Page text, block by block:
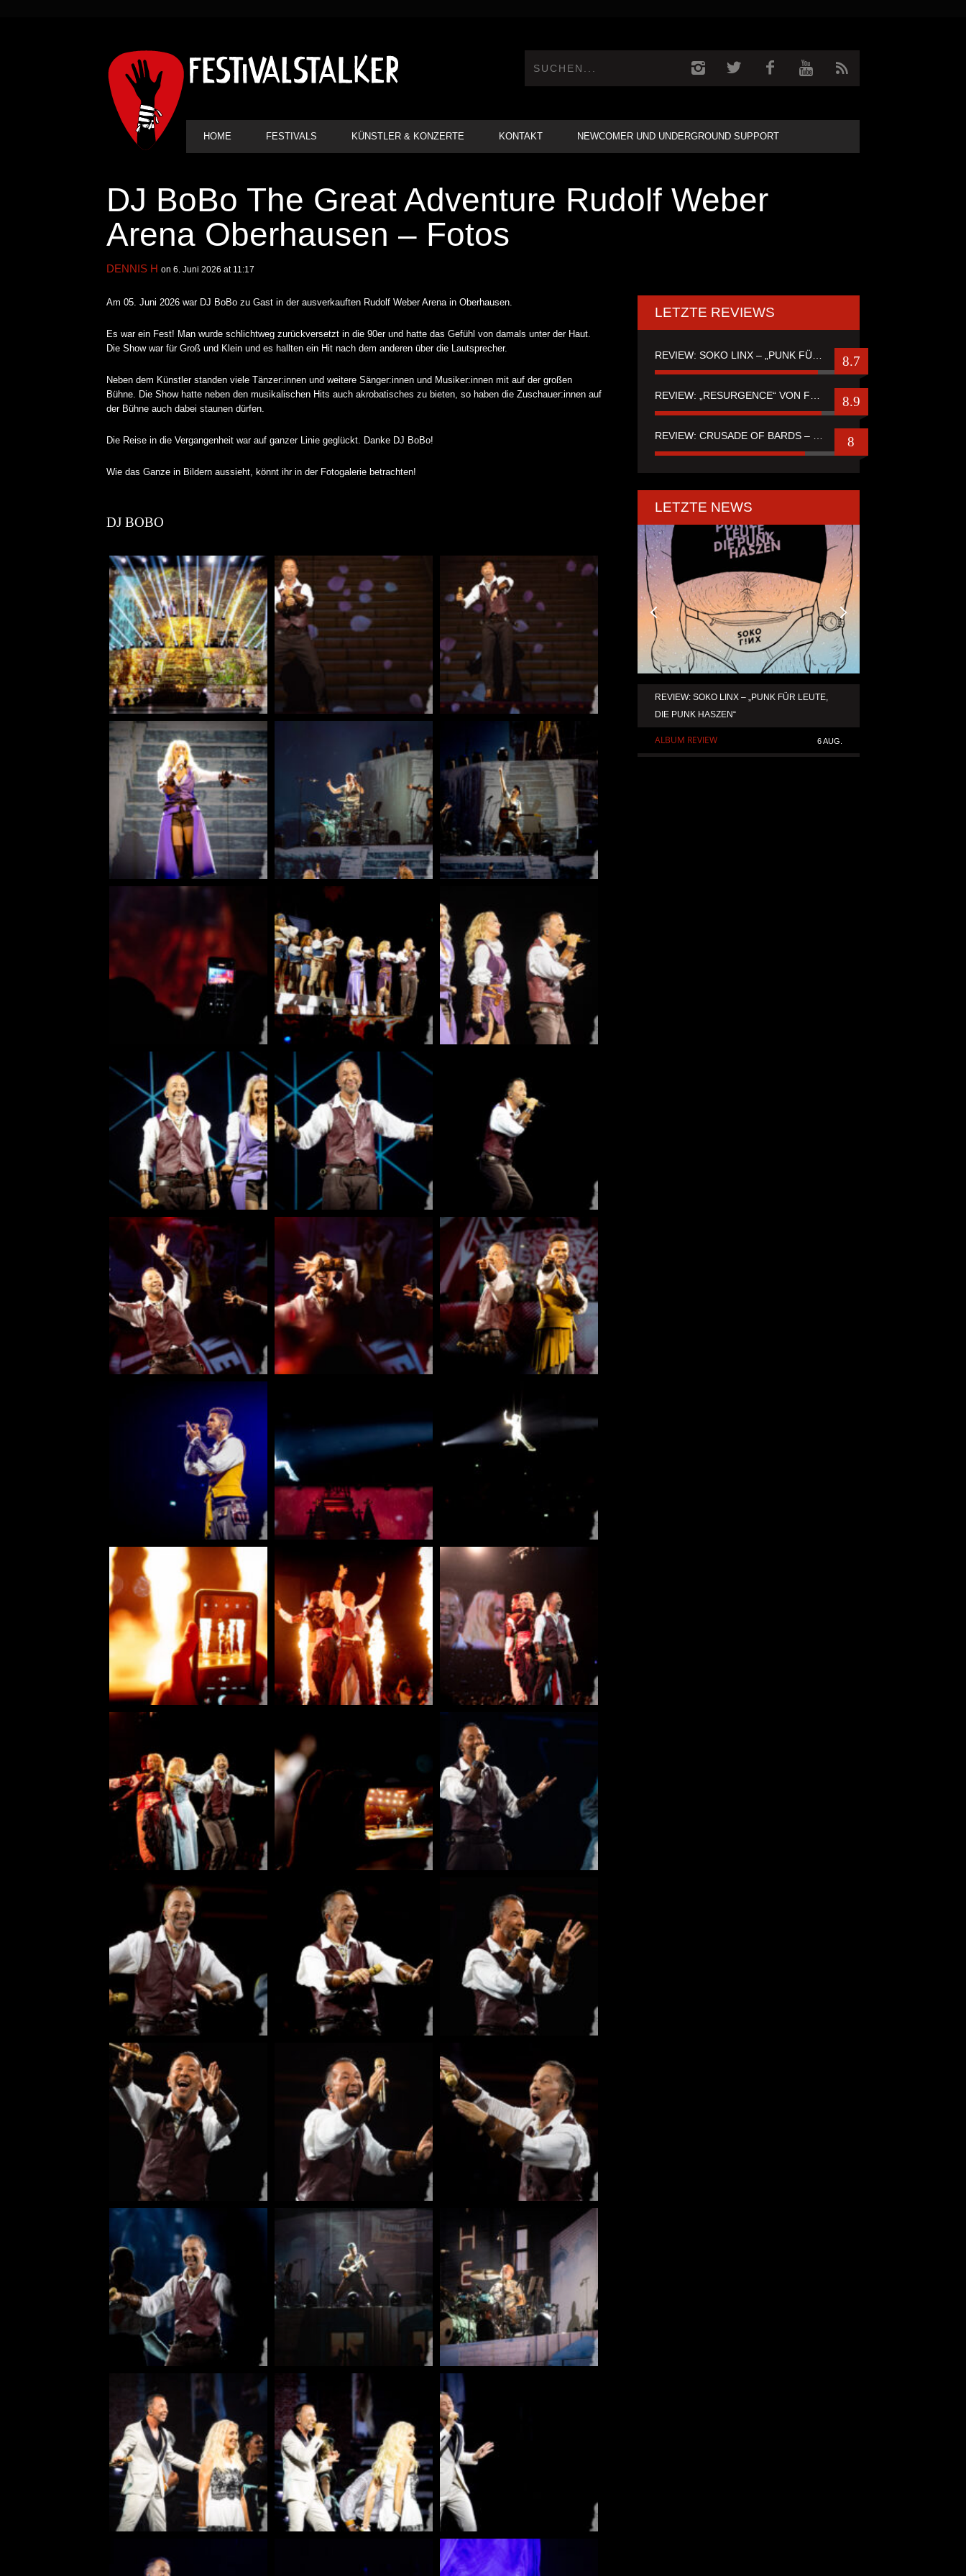
HAUPT-
NAVIGATION
HOME FESTIVALS KÜNSTLER & KONZERTE KONTAKT NEWCOMER UND UNDERGROUND SUPPORT
DJ BoBo The Great Adventure Rudolf Weber
Arena Oberhausen – Fotos
DENNIS H on 6. Juni 2026 at 11:17
Am 05. Juni 2026 war DJ BoBo zu Gast in der ausverkauften Rudolf Weber Arena in Oberhausen.
Es war ein Fest! Man wurde schlichtweg zurückversetzt in die 90er und hatte das Gefühl von damals unter der Haut.
Die Show war für Groß und Klein und es hallten ein Hit nach dem anderen über die Lautsprecher.
Neben dem Künstler standen viele Tänzer:innen und weitere Sänger:innen und Musiker:innen mit auf der großen
Bühne. Die Show hatte neben den musikalischen Hits auch akrobatisches zu bieten, so haben die Zuschauer:innen auf
der Bühne auch dabei staunen dürfen.
Die Reise in die Vergangenheit war auf ganzer Linie geglückt. Danke DJ BoBo!
Wie das Ganze in Bildern aussieht, könnt ihr in der Fotogalerie betrachten!
DJ BOBO
LETZTE REVIEWS
8.7
REVIEW: „RESURGENCE“ VON FUTURE PALACE 8.9
REVIEW: CRUSADE OF BARDS – “TALES OF DISTANT WORLDS“ 8
LETZTE NEWS
REVIEW: SOKO LINX – „PUNK FÜR LEUTE,
DIE PUNK HASZEN“
ALBUM REVIEW 6 AUG.
IGNEA DROPPT DIE ZWEITE SINGLE
„DARKNESS“
ALLGEMEIN
KRIS BARRAS BAND VERÖFFENTLICHT
NEUE SINGLE „BEAUTIFUL
ALLGEMEIN